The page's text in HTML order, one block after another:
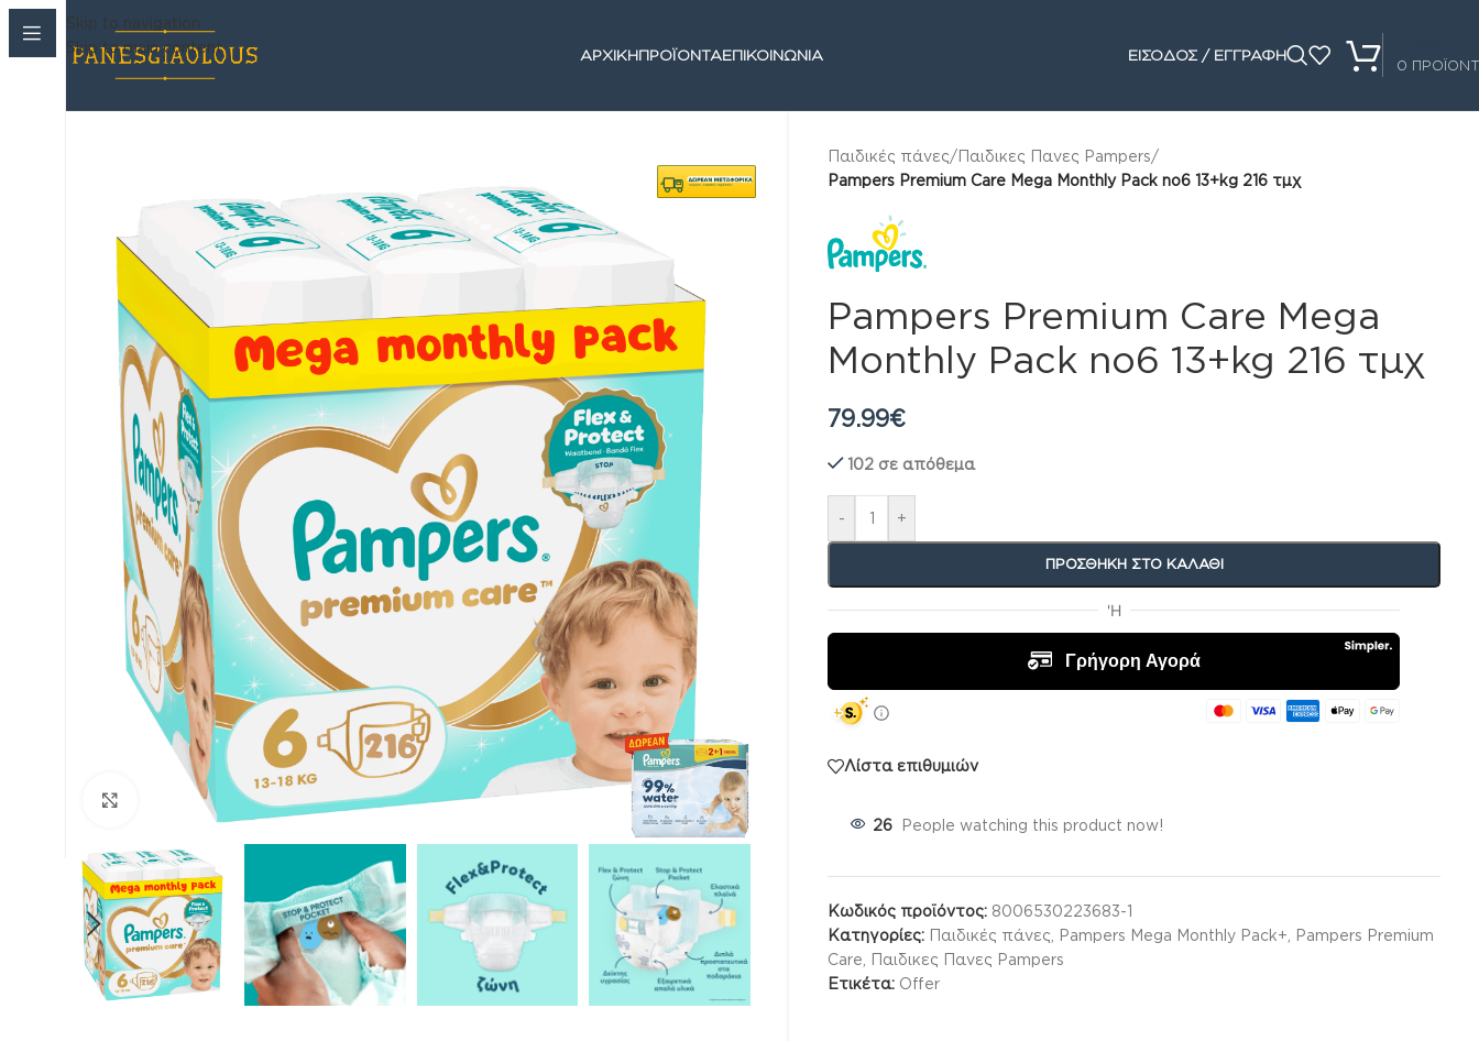
Skip to navigation
Skip to main content
ΑΡΧΙΚΗΠΡΟΪΟΝΤΑΕΠΙΚΟΙΝΩΝΙΑ ΕΙΣΟΔΟΣ / ΕΓΓΡΑΦΗ
0
Click to enlarge
Παιδικές πάνες/Παιδικες Πανες Pampers/
Pampers Premium Care Mega Monthly Pack no6 13+kg 216 τμχ
Pampers Premium Care Mega
Monthly Pack no6 13+kg 216 τμχ
79.99€
102 σε απόθεμα
- +
ΠΡΟΣΘΉΚΗ ΣΤΟ ΚΑΛΆΘΙ
Λίστα επιθυμιών
26 People watching this product now!
Κωδικός προϊόντος: 8006530223683-1
Κατηγορίες: Παιδικές πάνες Pampers Mega Monthly Pack+
Pampers Premium
Care
Παιδικες Πανες Pampers
Ετικέτα: Offer